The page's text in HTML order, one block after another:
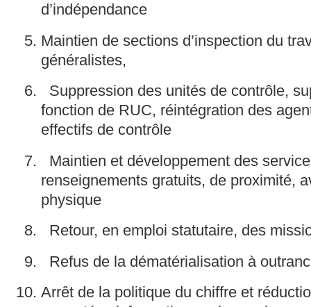
d’indépendance
Maintien de sections d’inspection du
généralistes,
Suppression des unités de contrôle,
fonction de RUC, réintégration des
effectifs de contrôle
Maintien et développement des
renseignements gratuits, de proximité,
physique
Retour, en emploi statutaire, des
Refus de la dématérialisation à
Arrêt de la politique du chiffre et